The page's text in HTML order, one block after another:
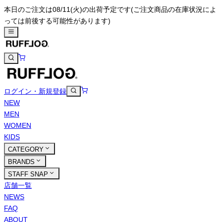
本日のご注文は08/11(火)の出荷予定です(ご注文商品の在庫状況によ
っては前後する可能性があります)
ログイン・新規登録
NEW
MEN
WOMEN
KIDS
CATEGORY
BRANDS
STAFF SNAP
店舗一覧
NEWS
FAQ
ABOUT